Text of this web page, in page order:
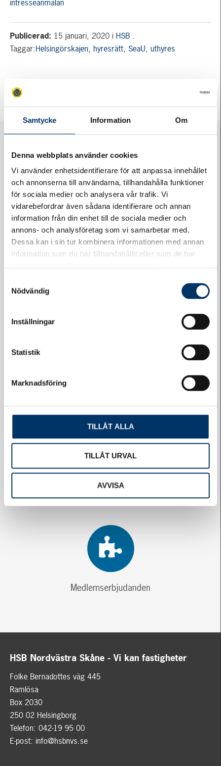
Samtycke Information Om
Denna webbplats använder cookies
Vi använder enhetsidentifierare för att anpassa innehållet
och annonserna till användarna, tillhandahålla funktioner
för sociala medier och analysera vår trafik. Vi
vidarebefordrar även sådana identifierare och annan
information från din enhet till de sociala medier och
annons- och analysföretag som vi samarbetar med.
Dessa kan i sin tur kombinera informationen med annan
information som du har tillhandahållit eller som de har
Nödvändig
Inställningar
Statistik
Marknadsföring
TILLÅT ALLA
TILLÅT URVAL
AVVISA
intresseanmälan
Publicerad: 15 januari, 2020i HSB.
Taggar:Helsingörskajen, hyresrätt, SeaU, uthyres
Logga in på Styrelsewebben
Medlemserbjudanden
HSB Nordvästra Skåne - Vi kan fastigheter
Folke Bernadottes väg 445
Ramlösa
Box 2030
250 02 Helsingborg
Telefon: 042-19 95 00
E-post: info@hsbnvs.se